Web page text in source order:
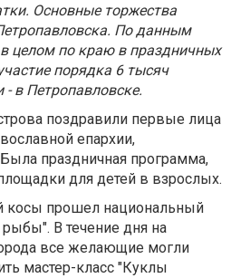
Основные торжества
По данным
в целом по краю в праздничных
порядка 6 тысяч
- в Петропавловске.
поздравили первые лица
епархии,
праздничная программа,
для детей в взрослых.
косы прошел национальный
В течение дня на
все желающие могли
мастер-класс "Куклы